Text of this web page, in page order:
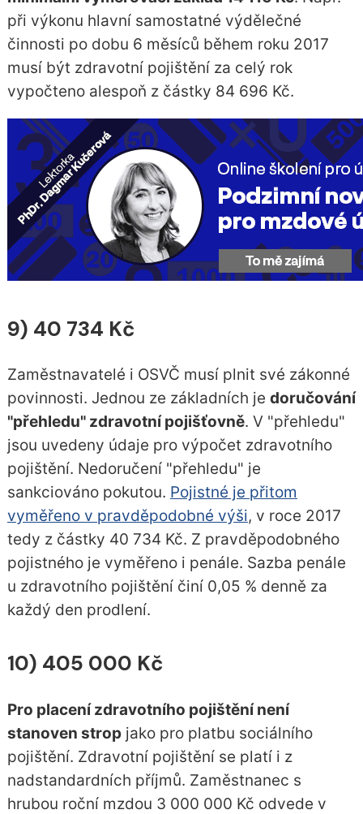
při výkonu hlavní samostatné výdělečné
činnosti po dobu 6 měsíců během roku 2017
musí být zdravotní pojištění za celý rok
vypočteno alespoň z částky 84 696 Kč.
9) 40 734 Kč
Zaměstnavatelé i OSVČ musí plnit své zákonné
povinnosti. Jednou ze základních je doručování
"přehledu" zdravotní pojišťovně. V "přehledu"
jsou uvedeny údaje pro výpočet zdravotního
pojištění. Nedoručení "přehledu" je
sankciováno pokutou. Pojistné je přitom
vyměřeno v pravděpodobné výši, v roce 2017
tedy z částky 40 734 Kč. Z pravděpodobného
pojistného je vyměřeno i penále. Sazba penále
u zdravotního pojištění činí 0,05 % denně za
každý den prodlení.
10) 405 000 Kč
Pro placení zdravotního pojištění není
stanoven stropjako pro platbu sociálního
pojištění. Zdravotní pojištění se platí i z
nadstandardních příjmů. Zaměstnanec s
hrubou roční mzdou 3 000 000 Kč odvede v